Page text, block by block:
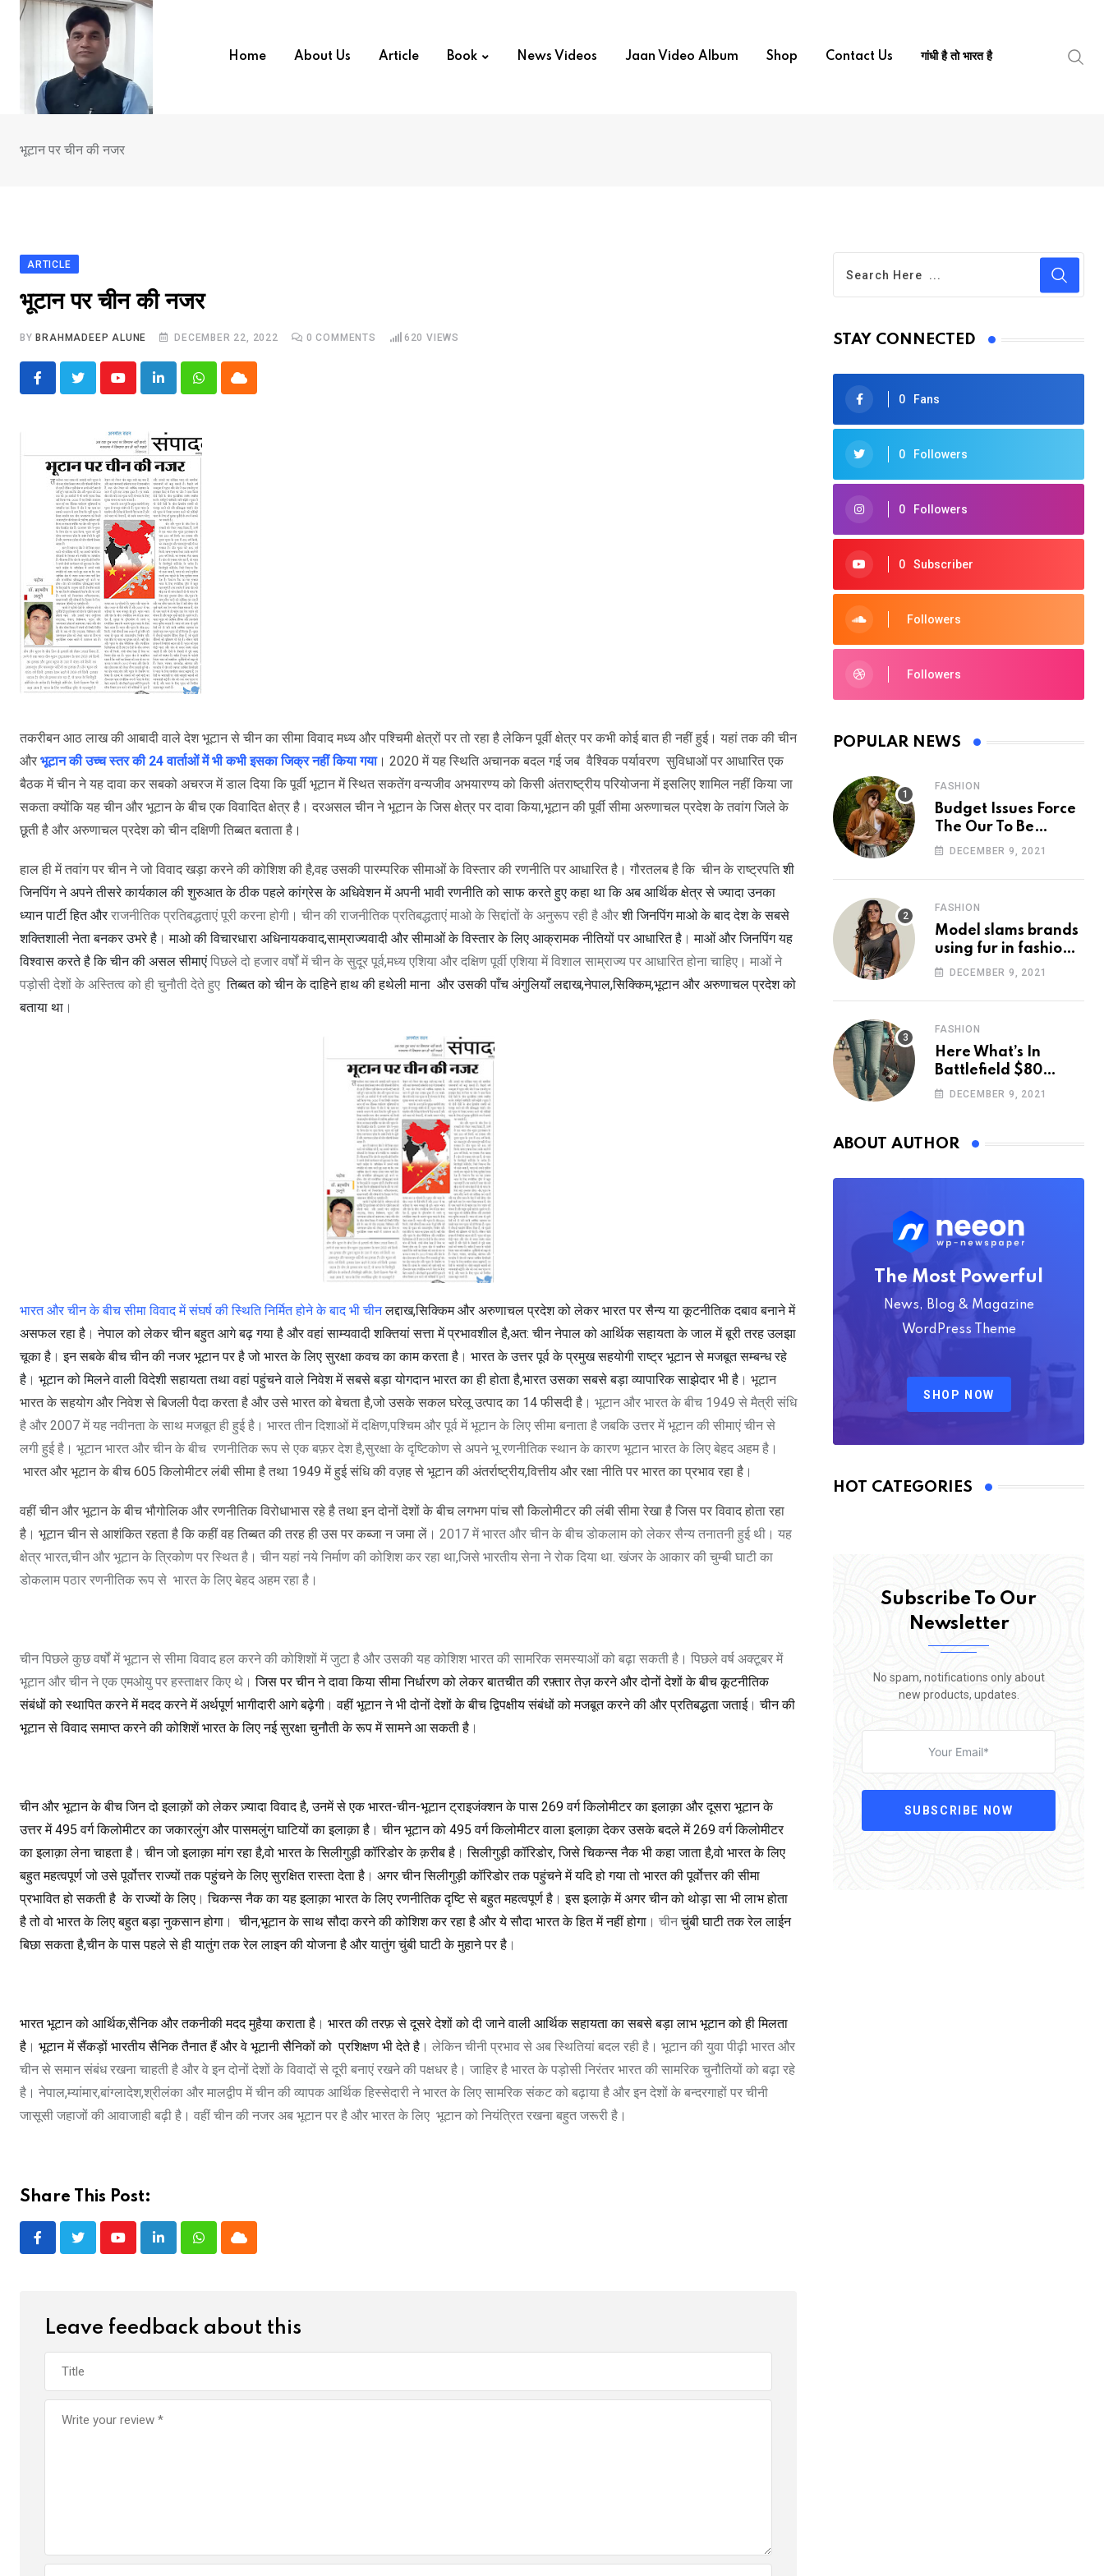
Skip
Home About Us Article Book News Videos Jaan Video Album Shop Contact Us गांधी है तो भारत है
भूटान पर चीन की नजर
ARTICLE
भूटान पर चीन की नजर
BY BRAHMADEEP ALUNE DECEMBER 22, 2022 0 COMMENTS 620 VIEWS
YoutubeLinkedInWhatsappCloud
तकरीबन आठ लाख की आबादी वाले देश भूटान से चीन का सीमा विवाद मध्य और पश्चिमी क्षेत्रों पर तो रहा है लेकिन पूर्वी क्षेत्र पर कभी कोई बात ही नहीं हुई। यहां तक की चीन
और भूटान की उच्च स्तर की 24 वार्ताओं में भी कभी इसका जिक्र नहीं किया गया। 2020 में यह स्थिति अचानक बदल गई जब वैश्विक पर्यावरण सुविधाओं पर आधारित एक
बैठक में चीन ने यह दावा कर सबको अचरज में डाल दिया कि पूर्वी भूटान में स्थित सकतेंग वन्यजीव अभयारण्य को किसी अंतराष्ट्रीय परियोजना में इसलिए शामिल नहीं किया जा
सकता क्योंकि यह चीन और भूटान के बीच एक विवादित क्षेत्र है। दरअसल चीन ने भूटान के जिस क्षेत्र पर दावा किया,भूटान की पूर्वी सीमा अरुणाचल प्रदेश के तवांग जिले के
छूती है और अरुणाचल प्रदेश को चीन दक्षिणी तिब्बत बताता है ।
हाल ही में तवांग पर चीन ने जो विवाद खड़ा करने की कोशिश की है,वह उसकी पारम्परिक सीमाओं के विस्तार की रणनीति पर आधारित है। गौरतलब है कि चीन के राष्ट्रपतिशी
जिनपिंग ने अपने तीसरे कार्यकाल की शुरुआत के ठीक पहले कांग्रेस के अधिवेशन में अपनी भावी रणनीति को साफ करते हुए कहा था कि अब आर्थिक क्षेत्र से ज्यादा उनका
ध्यान पार्टी हित और राजनीतिक प्रतिबद्धताएं पूरी करना होगी। चीन की राजनीतिक प्रतिबद्धताएं माओ के सिद्दांतों के अनुरूप रही है औरशी जिनपिंग माओ के बाद देश के सबसे
शक्तिशाली नेता बनकर उभरे है ।माओ की विचारधारा अधिनायकवाद,साम्राज्यवादी और सीमाओं के विस्तार के लिए आक्रामक नीतियों पर आधारित है ।माओं और जिनपिंग यह
विश्वास करते है कि चीन की असल सीमाएंपिछले दो हजार वर्षों में चीन के सुदूर पूर्व,मध्य एशिया और दक्षिण पूर्वी एशिया में विशाल साम्राज्य पर आधारित होना चाहिए। माओं ने
पड़ोसी देशों के अस्तित्व को ही चुनौती देते हुए तिब्बत को चीन के दाहिने हाथ की हथेली माना और उसकी पाँच अंगुलियाँ लद्दाख,नेपाल,सिक्किम,भूटान और अरुणाचल प्रदेश को
बताया था ।
भारत और चीन के बीच सीमा विवाद में संघर्ष की स्थिति निर्मित होने के बाद भी चीन लद्दाख,सिक्किम और अरुणाचल प्रदेश को लेकर भारत पर सैन्य या कूटनीतिक दबाव बनाने में
असफल रहा है ।नेपाल को लेकर चीन बहुत आगे बढ़ गया है और वहां साम्यवादी शक्तियां सत्ता में प्रभावशील है,अत: चीन नेपाल को आर्थिक सहायता के जाल में बूरी तरह उलझा
चूका है । इन सबके बीच चीन की नजर भूटान पर है जो भारत के लिए सुरक्षा कवच का काम करता है । भारत के उत्तर पूर्व के प्रमुख सहयोगी राष्ट्र भूटान से मजबूत सम्बन्ध रहे
है । भूटान को मिलने वाली विदेशी सहायता तथा वहां पहुंचने वाले निवेश में सबसे बड़ा योगदान भारत का ही होता है,भारत उसका सबसे बड़ा व्यापारिक साझेदार भी है । भूटान
भारत के सहयोग और निवेश से बिजली पैदा करता है और उसे भारत को बेचता है,जो उसके सकल घरेलू उत्पाद का 14 फीसदी है । भूटान और भारत के बीच 1949 से मैत्री संधि
है और 2007 में यह नवीनता के साथ मजबूत ही हुई है। भारत तीन दिशाओं में दक्षिण,पश्चिम और पूर्व में भूटान के लिए सीमा बनाता है जबकि उत्तर में भूटान की सीमाएं चीन से
लगी हुई है। भूटान भारत और चीन के बीच रणनीतिक रूप से एक बफ़र देश है,सुरक्षा के दृष्टिकोण से अपने भू रणनीतिक स्थान के कारण भूटान भारत के लिए बेहद अहम है।
भारत और भूटान के बीच 605 किलोमीटर लंबी सीमा है तथा 1949 में हुई संधि की वज़ह से भूटान की अंतर्राष्ट्रीय,वित्तीय और रक्षा नीति पर भारत का प्रभाव रहा है ।
वहीं चीन और भूटान के बीच भौगोलिक और रणनीतिक विरोधाभास रहे है तथा इन दोनों देशों के बीच लगभग पांच सौ किलोमीटर की लंबी सीमा रेखा है जिस पर विवाद होता रहा
है । भूटान चीन से आशंकित रहता है कि कहीं वह तिब्बत की तरह ही उस पर कब्जा न जमा लें । 2017 में भारत और चीन के बीच डोकलाम को लेकर सैन्य तनातनी हुई थी। यह
क्षेत्र भारत,चीन और भूटान के त्रिकोण पर स्थित है। चीन यहां नये निर्माण की कोशिश कर रहा था,जिसे भारतीय सेना ने रोक दिया था. खंजर के आकार की चुम्बी घाटी का
डोकलाम पठार रणनीतिक रूप से भारत के लिए बेहद अहम रहा है।
चीन पिछले कुछ वर्षों में भूटान से सीमा विवाद हल करने की कोशिशों में जुटा है और उसकी यह कोशिश भारत की सामरिक समस्याओं को बढ़ा सकती है। पिछले वर्ष अक्टूबर में
भूटान और चीन ने एक एमओयु पर हस्ताक्षर किए थे।जिस पर चीन ने दावा किया सीमा निर्धारण को लेकर बातचीत की रफ़्तार तेज़ करने और दोनों देशों के बीच कूटनीतिक
संबंधों को स्थापित करने में मदद करने में अर्थपूर्ण भागीदारी आगे बढ़ेगी ।वहीं भूटान ने भी दोनों देशों के बीच द्विपक्षीय संबंधों को मजबूत करने की और प्रतिबद्धता जताई।चीन की
भूटान से विवाद समाप्त करने की कोशिशें भारत के लिए नई सुरक्षा चुनौती के रूप में सामने आ सकती है ।
चीन और भूटान के बीच जिन दो इलाक़ों को लेकर ज़्यादा विवाद है,उनमें से एक भारत-चीन-भूटान ट्राइजंक्शन के पास 269वर्ग किलोमीटर का इलाक़ा और दूसरा भूटान के
उत्तर में495वर्ग किलोमीटर का जकारलुंग और पासमलुंग घाटियों का इलाक़ा है । चीन भूटान को 495वर्ग किलोमीटर वाला इलाक़ा देकर उसके बदले में269वर्ग किलोमीटर
का इलाक़ा लेना चाहता है ।चीन जो इलाक़ा मांग रहा है,वो भारत के सिलीगुड़ी कॉरिडोर के क़रीब है । सिलीगुड़ी कॉरिडोर,जिसे चिकन्स नैक भी कहा जाता है,वो भारत के लिए
बहुत महत्वपूर्ण जो उसे पूर्वोत्तर राज्यों तक पहुंचने के लिए सुरक्षित रास्ता देता है । अगर चीन सिलीगुड़ी कॉरिडोर तक पहुंचने में यदि हो गया तो भारत की पूर्वोत्तर की सीमा
प्रभावित हो सकती है के राज्यों के लिए । चिकन्स नैक का यह इलाक़ा भारत के लिए रणनीतिक दृष्टि से बहुत महत्वपूर्ण है । इस इलाक़े में अगर चीन को थोड़ा सा भी लाभ होता
है तो वो भारत के लिए बहुत बड़ा नुकसान होगा । चीन,भूटान के साथ सौदा करने की कोशिश कर रहा है और ये सौदा भारत के हित में नहीं होगा । चीनचुंबी घाटी तक रेल लाईन
बिछा सकता है,चीन के पास पहले से ही यातुंग तक रेल लाइन की योजना है और यातुंग चुंबी घाटी के मुहाने पर है ।
भारत भूटान को आर्थिक,सैनिक और तकनीकी मदद मुहैया कराता है । भारत की तरफ़ से दूसरे देशों को दी जाने वाली आर्थिक सहायता का सबसे बड़ा लाभ भूटान को ही मिलता
है । भूटान में सैंकड़ों भारतीय सैनिक तैनात हैं और वे भूटानी सैनिकों को प्रशिक्षण भी देते है । लेकिन चीनी प्रभाव से अब स्थितियां बदल रही है। भूटान की युवा पीढ़ी भारत और
चीन से समान संबंध रखना चाहती है और वे इन दोनों देशों के विवादों से दूरी बनाएं रखने की पक्षधर है। जाहिर है भारत के पड़ोसी निरंतर भारत की सामरिक चुनौतियों को बढ़ा रहे
है। नेपाल,म्यांमार,बांग्लादेश,श्रीलंका और मालद्वीप में चीन की व्यापक आर्थिक हिस्सेदारी ने भारत के लिए सामरिक संकट को बढ़ाया है और इन देशों के बन्दरगाहों पर चीनी
जासूसी जहाजों की आवाजाही बढ़ी है। वहीं चीन की नजर अब भूटान पर है और भारत के लिए भूटान को नियंत्रित रखना बहुत जरूरी है।
Share This Post:
YoutubeLinkedInWhatsappCloud
Leave feedback about this
STAY CONNECTED
0 Fans
0 Followers
0 Followers
0 Subscriber
Followers
Followers
POPULAR NEWS
FASHION
Budget Issues Force
The Our To Be
Cancelled
DECEMBER 9, 2021
FASHION
Model slams brands
using fur in fashion
after walking off
DECEMBER 9, 2021
FASHION
Here What’s In
Battlefield $80
Deluxe Edition
DECEMBER 9, 2021
ABOUT AUTHOR
The Most Powerful
News, Blog & Magazine
WordPress Theme
SHOP NOW
HOT CATEGORIES
Subscribe To Our
Newsletter
No spam, notifications only about
new products, updates.
SUBSCRIBE NOW